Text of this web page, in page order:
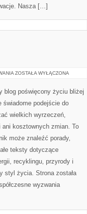
Nasza […]
ZIELONA
ZOSTAŁA WYŁĄCZONA
blog poświęcony życiu bliżej
świadome podejście do
wielkich wyrzeczeń,
kosztownych zmian. To
może znaleźć porady,
teksty dotyczące
recyklingu, przyrody i
styl życia. Strona została
wyzwania